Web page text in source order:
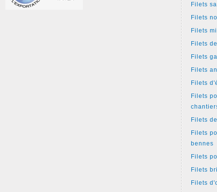
Filets
Filets
Filets
Filets
Filets
Filets
Filets
Filets
Filets
Filets
bennes
Filets
Filets
Filets